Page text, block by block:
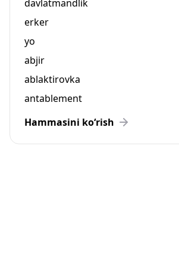
davlatmandlik
erker
yo
abjir
ablaktirovka
antablement
Hammasini ko‘rish